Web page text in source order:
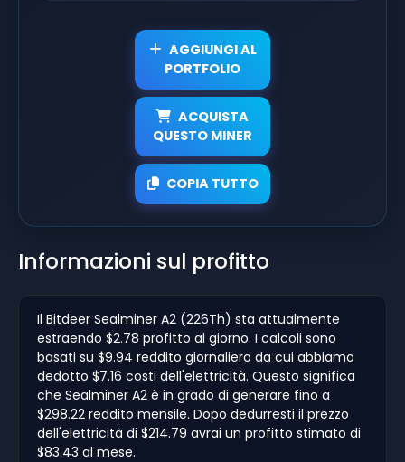
AGGIUNGI AL
PORTFOLIO
ACQUISTA
QUESTO MINER
COPIA TUTTO
Informazioni sul profitto
Il Bitdeer Sealminer A2 (226Th) sta attualmente
estraendo $2.78 profitto al giorno. I calcoli sono
basati su $9.94 reddito giornaliero da cui abbiamo
dedotto $7.16 costi dell'elettricità. Questo significa
che Sealminer A2 è in grado di generare fino a
$298.22 reddito mensile. Dopo dedurresti il prezzo
dell'elettricità di $214.79 avrai un profitto stimato di
$83.43 al mese.